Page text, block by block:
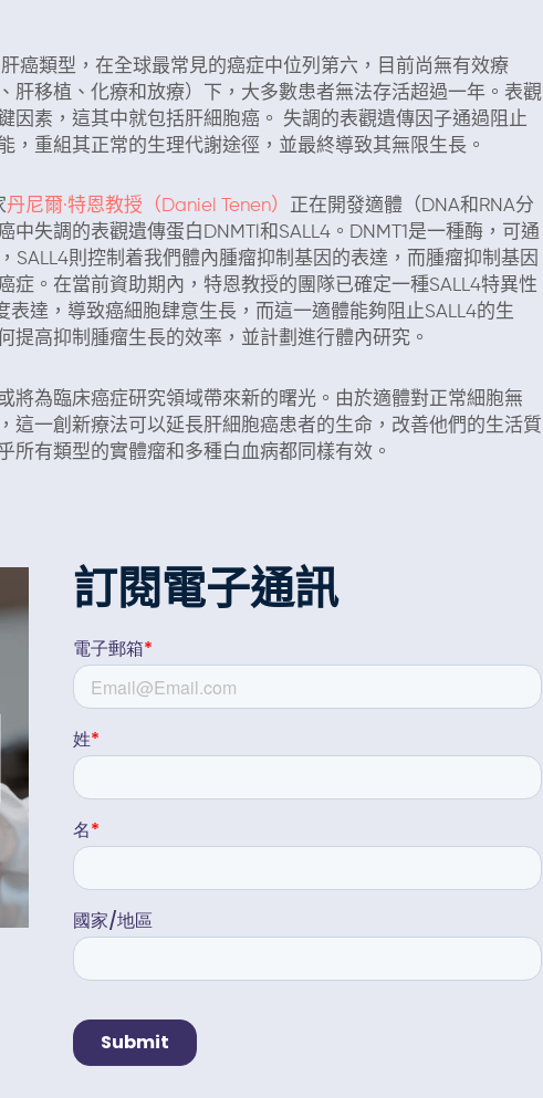
癌類型，在全球最常見的癌症中位列第六，目前尚無有效療
肝移植、化療和放療）下，大多數患者無法存活超過一年。表觀
因素，這其中就包括肝細胞癌。 失調的表觀遺傳因子通過阻止
，重組其正常的生理代謝途徑，並最終導致其無限生長。
丹尼爾·特恩教授（Daniel Tenen） 正在開發適體（DNA和RNA分
中失調的表觀遺傳蛋白DNMTl和SALL4。DNMT1是一種酶，可通
SALL4則控制着我們體內腫瘤抑制基因的表達，而腫瘤抑制基因
症。在當前資助期內，特恩教授的團隊已確定一種SALL4特異性
表達，導致癌細胞肆意生長，而這一適體能夠阻止SALL4的生
提高抑制腫瘤生長的效率，並計劃進行體內研究。
將為臨床癌症研究領域帶來新的曙光。由於適體對正常細胞無
這一創新療法可以延長肝細胞癌患者的生命，改善他們的生活質
所有類型的實體瘤和多種白血病都同樣有效。
訂閱電子通訊